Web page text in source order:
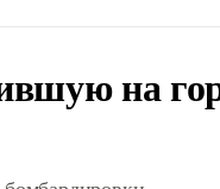
на